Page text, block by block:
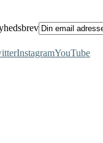
InstagramYouTube